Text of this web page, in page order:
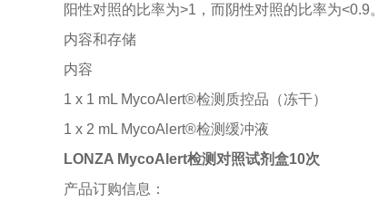
阳性对照的比率为>1，而阴性对照的比率为<0.9。
内容和存储
内容
1 x 1 mL MycoAlert®检测质控品（冻干）
1 x 2 mL MycoAlert®检测缓冲液
LONZA MycoAlert检测对照试剂盒10次
产品订购信息：